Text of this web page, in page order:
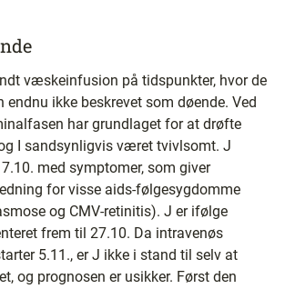
væskeinfusion på tidspunkter, hvor de
endnu ikke beskrevet som døende. Ved
har grundlaget for at drøfte
I sandsynligvis været tvivlsomt. J
med symptomer, som giver
for visse aids-følgesygdomme
og CMV-retinitis). J er ifølge
frem til 27.10. Da intravenøs
5.11., er J ikke i stand til selv at
og prognosen er usikker. Først den